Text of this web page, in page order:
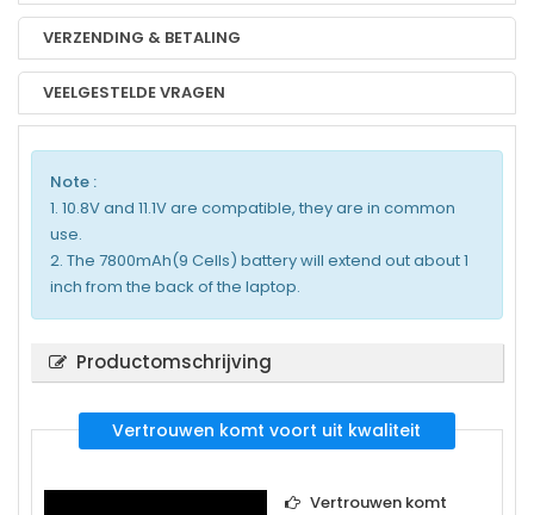
VERZENDING & BETALING
VEELGESTELDE VRAGEN
Note :
1. 10.8V and 11.1V are compatible, they are in common
use.
2. The 7800mAh(9 Cells) battery will extend out about 1
inch from the back of the laptop.
Productomschrijving
Vertrouwen komt voort uit kwaliteit
Vertrouwen komt